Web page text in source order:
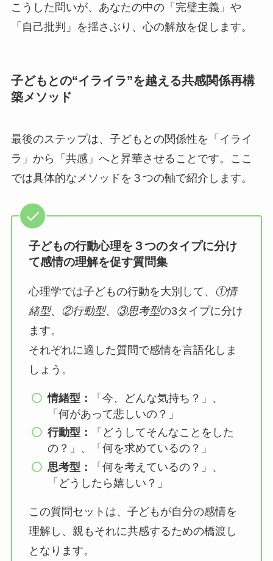
こうした問いが、あなたの中の「完璧主義」や
「自己批判」を揺さぶり、心の解放を促します。
子どもとの“イライラ”を越える共感関係再構
築メソッド
最後のステップは、子どもとの関係性を「イライ
ラ」から「共感」へと昇華させることです。ここ
では具体的なメソッドを３つの軸で紹介します。
子どもの行動心理を３つのタイプに分け
て感情の理解を促す質問集
心理学では子どもの行動を大別して、 ①情
緒型、②行動型、③思考型の3タイプに分け
ます。
それぞれに適した質問で感情を言語化しま
しょう。
情緒型：
「今、どんな気持ち？」、
「何があって悲しいの？」
行動型：
「どうしてそんなことをした
の？」、「何を求めているの？」
思考型：
「何を考えているの？」、
「どうしたら嬉しい？」
この質問セットは、子どもが自分の感情を
理解し、親もそれに共感するための橋渡し
となります。